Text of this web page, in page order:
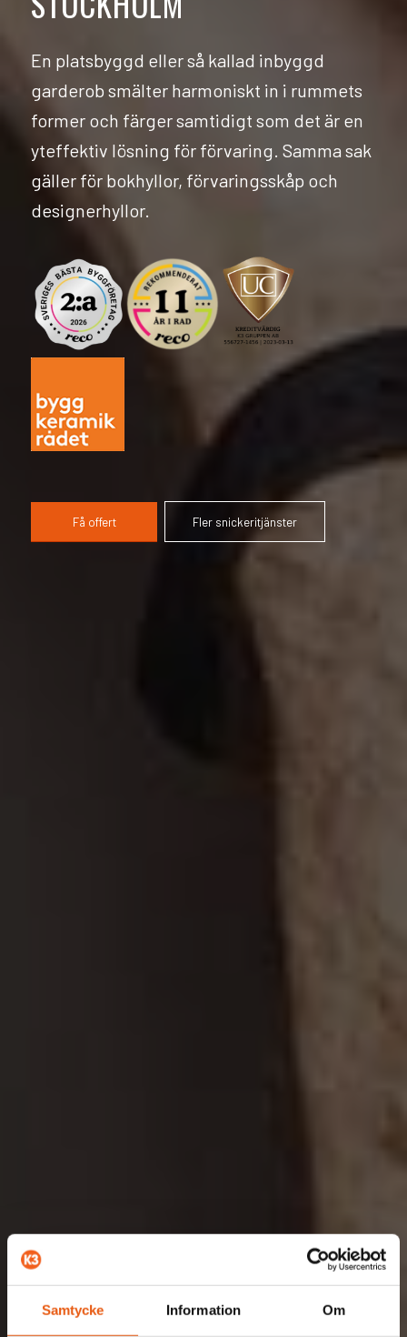
Samtycke Information Om
En platsbyggd eller så kallad inbyggd
garderob smälter harmoniskt in i rummets
former och färger samtidigt som det är en
yteffektiv lösning för förvaring. Samma sak
gäller för bokhyllor, förvaringsskåp och
designerhyllor.
Få offert Fler snickeritjänster